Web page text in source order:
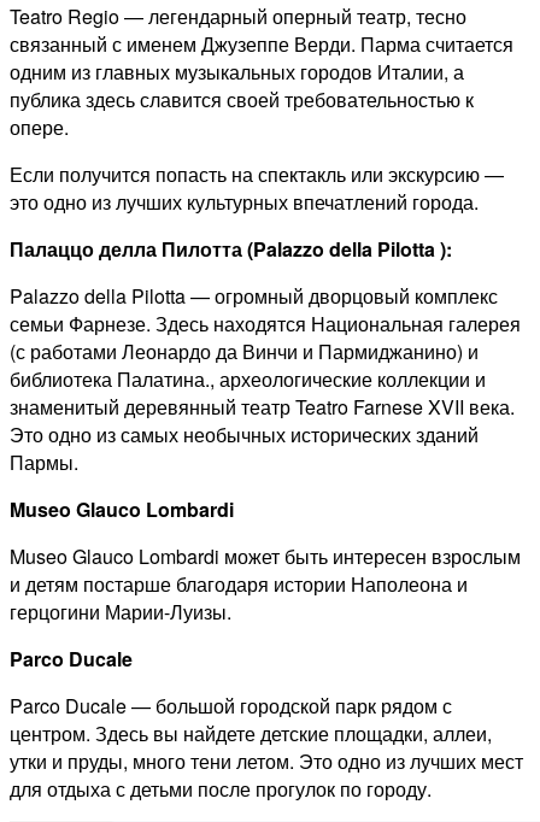
Teatro Regio — легендарный оперный театр, тесно
связанный с именем Джузеппе Верди. Парма считается
одним из главных музыкальных городов Италии, а
публика здесь славится своей требовательностью к
опере.
Если получится попасть на спектакль или экскурсию —
это одно из лучших культурных впечатлений города.
Палаццо делла Пилотта (Palazzo della Pilotta ):
Palazzo della Pilotta — огромный дворцовый комплекс
семьи Фарнезе. Здесь находятся Национальная галерея
(с работами Леонардо да Винчи и Пармиджанино) и
библиотека Палатина., археологические коллекции и
знаменитый деревянный театр Teatro Farnese XVII века.
Это одно из самых необычных исторических зданий
Пармы.
Museo Glauco Lombardi
Museo Glauco Lombardi может быть интересен взрослым
и детям постарше благодаря истории Наполеона и
герцогини Марии-Луизы.
Parco Ducale
Parco Ducale — большой городской парк рядом с
центром. Здесь вы найдете детские площадки, аллеи,
утки и пруды, много тени летом. Это одно из лучших мест
для отдыха с детьми после прогулок по городу.